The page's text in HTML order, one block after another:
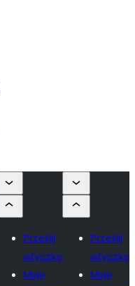
Prześlij
wtyczkę
Moje
Prześlij
wtyczkę
Moje